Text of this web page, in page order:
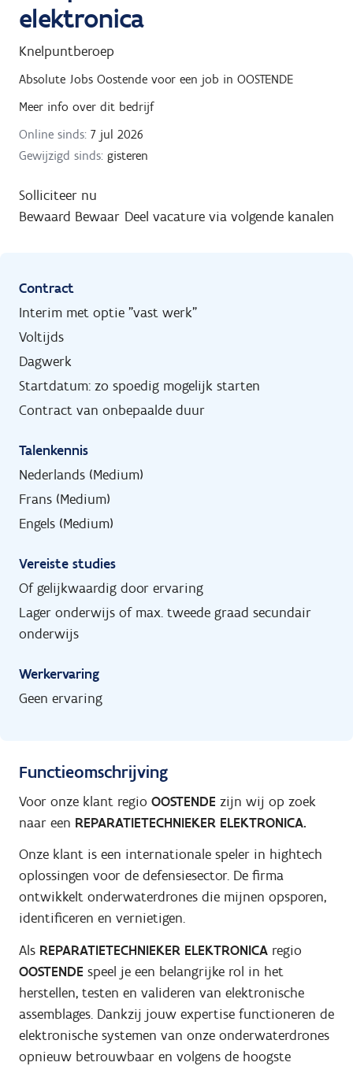
elektronica
Knelpuntberoep
Absolute Jobs Oostende voor een job in OOSTENDE
Meer info over dit bedrijf
Online sinds: 7 jul 2026
Gewijzigd sinds: gisteren
Solliciteer nu
Bewaard Bewaar Deel vacature via volgende kanalen
Contract
Interim met optie "vast werk"
Voltijds
Dagwerk
Startdatum: zo spoedig mogelijk starten
Contract van onbepaalde duur
Talenkennis
Nederlands (Medium)
Frans (Medium)
Engels (Medium)
Vereiste studies
Of gelijkwaardig door ervaring
Lager onderwijs of max. tweede graad secundair
onderwijs
Werkervaring
Geen ervaring
Functieomschrijving
Voor onze klant regio OOSTENDE zijn wij op zoek
naar een REPARATIETECHNIEKER ELEKTRONICA.
Onze klant is een internationale speler in hightech
oplossingen voor de defensiesector. De firma
ontwikkelt onderwaterdrones die mijnen opsporen,
identificeren en vernietigen.
Als REPARATIETECHNIEKER ELEKTRONICA regio
OOSTENDE speel je een belangrijke rol in het
herstellen, testen en valideren van elektronische
assemblages. Dankzij jouw expertise functioneren de
elektronische systemen van onze onderwaterdrones
opnieuw betrouwbaar en volgens de hoogste